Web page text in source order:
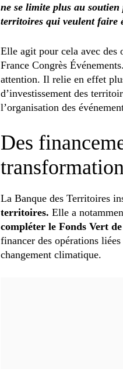
ne se limite plus au
territoires qui veulent faire
Elle agit pour cela avec des
France Congrès
attention. Il relie en effet
d’investissement des
l’organisation des
Des
La Banque des Territoires
territoires. Elle a
compléter le Fonds Vert
financer des opérations
changement climatique.